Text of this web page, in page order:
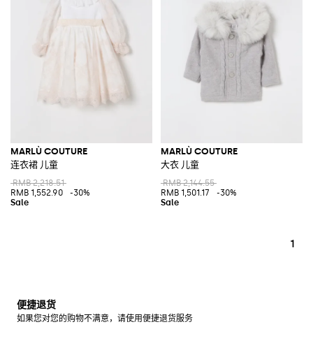
MARLÙ COUTURE
连衣裙 儿童
RMB 2,218.51
RMB 1,552.90
-30%
MARLÙ COUTURE
大衣 儿童
RMB 2,144.55
RMB 1,501.17
-30%
1
便捷退货
如果您对您的购物不满意，请使用便捷退货服务